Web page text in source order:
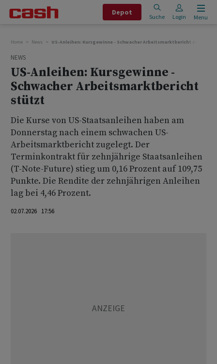
Depot
Suche Login Menu
Home News US-Anleihen: Kursgewinne - Schwacher Arbeitsmarktbericht stützt
NEWS
US-Anleihen: Kursgewinne -
Schwacher Arbeitsmarktbericht
stützt
Die Kurse von US-Staatsanleihen haben am
Donnerstag nach einem schwachen US-
Arbeitsmarktbericht zugelegt. Der
Terminkontrakt für zehnjährige Staatsanleihen
(T-Note-Future) stieg um 0,16 Prozent auf 109,75
Punkte. Die Rendite der zehnjährigen Anleihen
lag bei 4,46 Prozent.
02.07.2026 17:56